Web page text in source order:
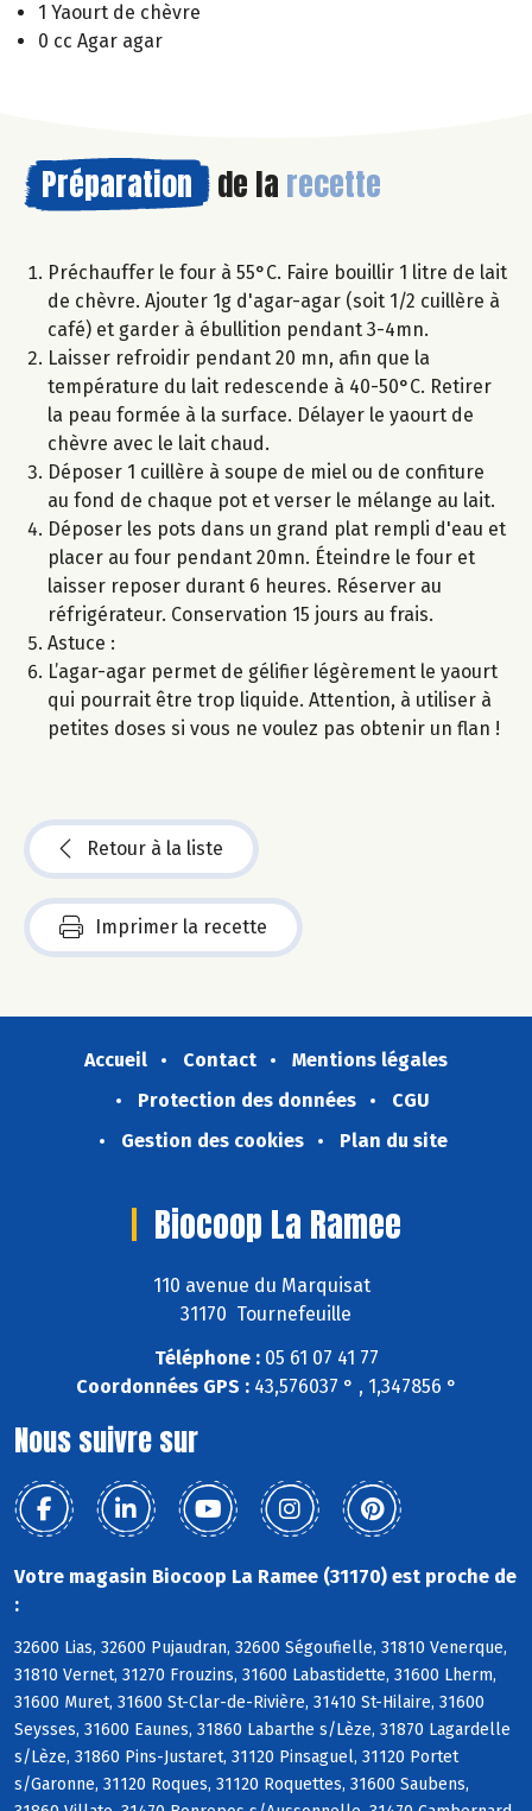
1 Yaourt de chèvre
0 cc Agar agar
Préparation de la recette
Préchauffer le four à 55°C. Faire bouillir 1 litre de lait
de chèvre. Ajouter 1g d'agar-agar (soit 1/2 cuillère à
café) et garder à ébullition pendant 3-4mn.
Laisser refroidir pendant 20 mn, afin que la
température du lait redescende à 40-50°C. Retirer
la peau formée à la surface. Délayer le yaourt de
chèvre avec le lait chaud.
Déposer 1 cuillère à soupe de miel ou de confiture
au fond de chaque pot et verser le mélange au lait.
Déposer les pots dans un grand plat rempli d'eau et
placer au four pendant 20mn. Éteindre le four et
laisser reposer durant 6 heures. Réserver au
réfrigérateur. Conservation 15 jours au frais.
Astuce :
L’agar-agar permet de gélifier légèrement le yaourt
qui pourrait être trop liquide. Attention, à utiliser à
petites doses si vous ne voulez pas obtenir un flan !
Retour à la liste
Imprimer la recette
Accueil Contact
Mentions légales
Protection des données
CGU
Gestion des cookies
Plan du site
Biocoop La Ramee
110 avenue du Marquisat
31170 Tournefeuille
Téléphone :05 61 07 41 77
Coordonnées GPS :43,576037 ° , 1,347856 °
Nous suivre sur
Votre magasin Biocoop La Ramee (31170) est proche de
:
32600 Lias, 32600 Pujaudran, 32600 Ségoufielle, 31810 Venerque,
31810 Vernet, 31270 Frouzins, 31600 Labastidette, 31600 Lherm,
31600 Muret, 31600 St-Clar-de-Rivière, 31410 St-Hilaire, 31600
Seysses, 31600 Eaunes, 31860 Labarthe s/Lèze, 31870 Lagardelle
s/Lèze, 31860 Pins-Justaret, 31120 Pinsaguel, 31120 Portet
s/Garonne, 31120 Roques, 31120 Roquettes, 31600 Saubens,